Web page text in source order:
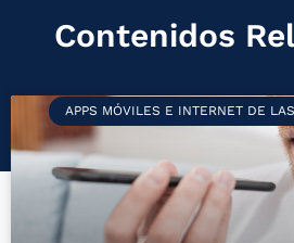
Contenidos
APPS MÓVILES E INTERNET DE